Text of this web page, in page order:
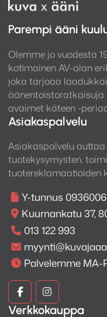
CLG160 toimii
varata
tasapainoisen
järjestelmä voidaan
ja vasen-kanavat
Ratkaisu toimii sekä
taustamusiikkiin.
Parempi ääni
Olemme jo vuodesta
kotimainen AV-alan
joka tarjoaa
avaimet käteen -
Asiakaspalvelu
Asiakaspalvelu
tuotekysymysten,
tuotereklamaatioiden
Y-tunnus
Kuurnankatu 37,
013 122 993
Palvelemme MA-
Kuva
ja
Kuva
ja
Verkkokauppa